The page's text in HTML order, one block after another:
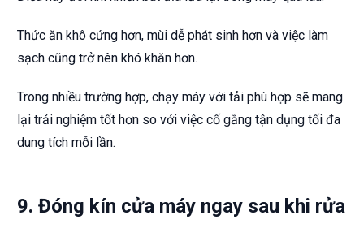
Thức ăn khô cứng hơn, mùi dễ phát sinh hơn và việc làm
sạch cũng trở nên khó khăn hơn.
Trong nhiều trường hợp, chạy máy với tải phù hợp sẽ mang
lại trải nghiệm tốt hơn so với việc cố gắng tận dụng tối đa
dung tích mỗi lần.
9. Đóng kín cửa máy ngay sau khi rửa